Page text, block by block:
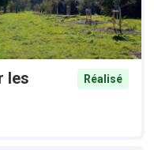
les
Réalisé